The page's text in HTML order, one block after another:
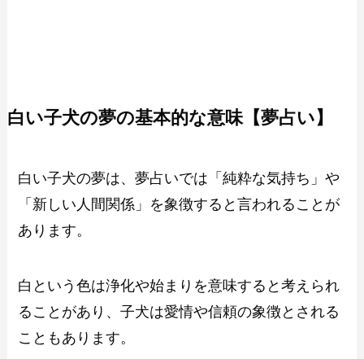
白い子犬の夢の基本的な意味【夢占い】
白い子犬の夢は、夢占いでは「純粋な気持ち」や
「新しい人間関係」を象徴すると言われることが
あります。
白という色は浄化や始まりを意味すると考えられ
ることがあり、子犬は愛情や信頼の象徴とされる
こともあります。